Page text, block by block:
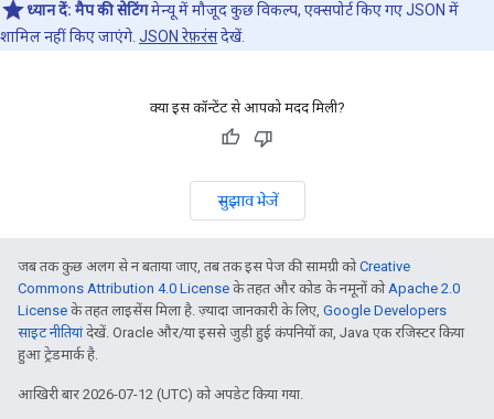
ध्यान दें: मैप की सेटिंगमेन्यू में मौजूद कुछ विकल्प, एक्सपोर्ट किए गए JSON में
शामिल नहीं किए जाएंगे. JSON रेफ़रंसदेखें.
क्या इस कॉन्टेंट से आपको मदद मिली?
सुझाव भेजें
जब तक कुछ अलग से न बताया जाए, तब तक इस पेज की सामग्री कोCreative
Commons Attribution 4.0 License के तहत और कोड के नमूनों कोApache 2.0
License के तहत लाइसेंस मिला है. ज़्यादा जानकारी के लिए, Google Developers
साइट नीतियांदेखें. Oracle और/या इससे जुड़ी हुई कंपनियों का, Java एक रजिस्टर किया
हुआ ट्रेडमार्क है.
आखिरी बार 2026-07-12 (UTC) को अपडेट किया गया.